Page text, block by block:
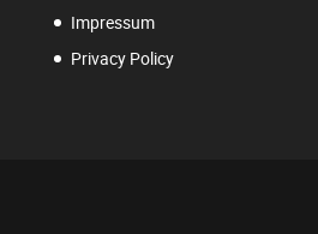
Impressum
Privacy Policy